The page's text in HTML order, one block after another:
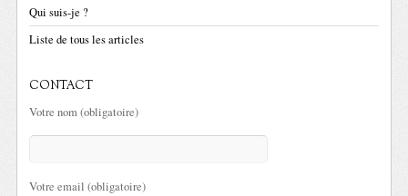
Qui suis-je ?
Liste de tous les articles
CONTACT
Votre nom (obligatoire)
Votre email (obligatoire)